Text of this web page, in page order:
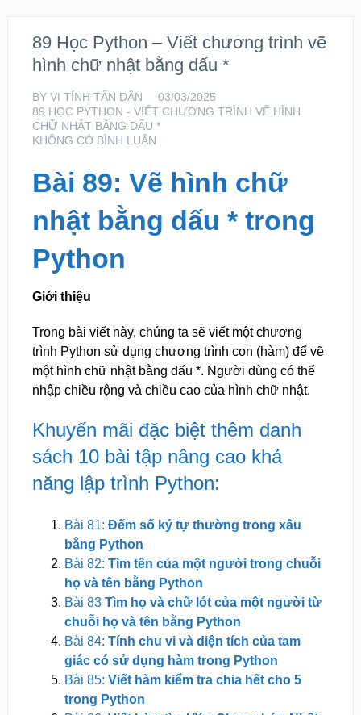
89 Học Python – Viết chương trình vẽ
hình chữ nhật bằng dấu *
BY VI TÍNH TẤN DÂN
03/03/2025
89 HỌC PYTHON - VIẾT CHƯƠNG TRÌNH VẼ HÌNH
CHỮ NHẬT BẰNG DẤU *
KHÔNG CÓ BÌNH LUẬN
Bài 89: Vẽ hình chữ
nhật bằng dấu * trong
Python
Giới thiệu
Trong bài viết này, chúng ta sẽ viết một chương
trình Python sử dụng chương trình con (hàm) để vẽ
một hình chữ nhật bằng dấu *. Người dùng có thể
nhập chiều rộng và chiều cao của hình chữ nhật.
Khuyến mãi đặc biệt thêm danh
sách 10 bài tập nâng cao khả
năng lập trình Python:
Bài 81: Đếm số ký tự thường trong xâu
bằng Python
Bài 82: Tìm tên của một người trong chuỗi
họ và tên bằng Python
Bài 83 Tìm họ và chữ lót của một người từ
chuỗi họ và tên bằng Python
Bài 84: Tính chu vi và diện tích của tam
giác có sử dụng hàm trong Python
Bài 85: Viết hàm kiểm tra chia hết cho 5
trong Python